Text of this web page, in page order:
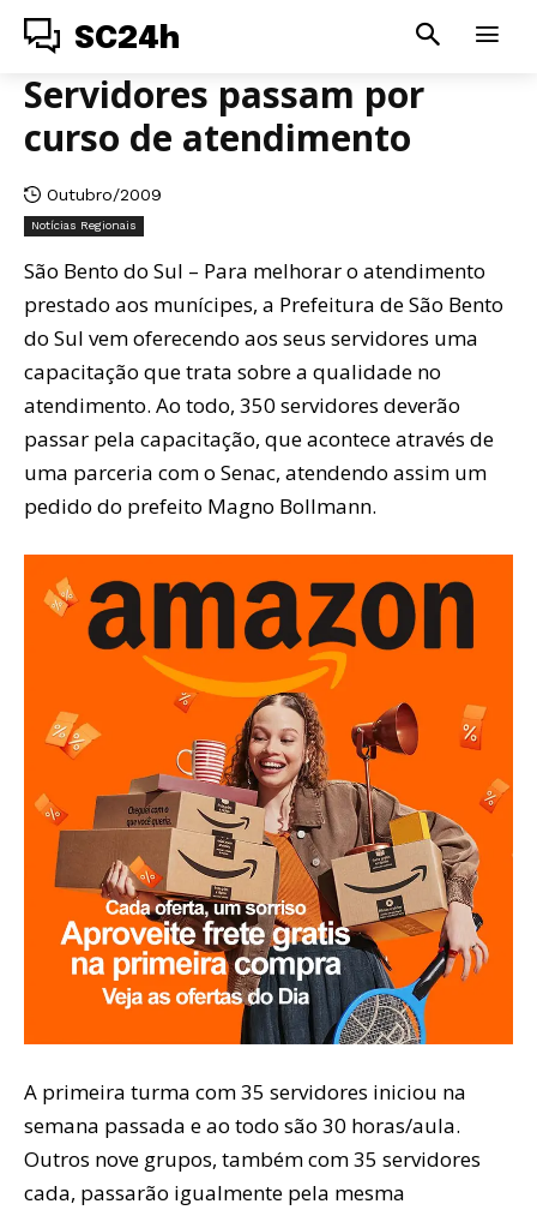
SC24h
Servidores passam por
curso de atendimento
Outubro/2009
Notícias Regionais
São Bento do Sul – Para melhorar o atendimento
prestado aos munícipes, a Prefeitura de São Bento
do Sul vem oferecendo aos seus servidores uma
capacitação que trata sobre a qualidade no
atendimento. Ao todo, 350 servidores deverão
passar pela capacitação, que acontece através de
uma parceria com o Senac, atendendo assim um
pedido do prefeito Magno Bollmann.
A primeira turma com 35 servidores iniciou na
semana passada e ao todo são 30 horas/aula.
Outros nove grupos, também com 35 servidores
cada, passarão igualmente pela mesma